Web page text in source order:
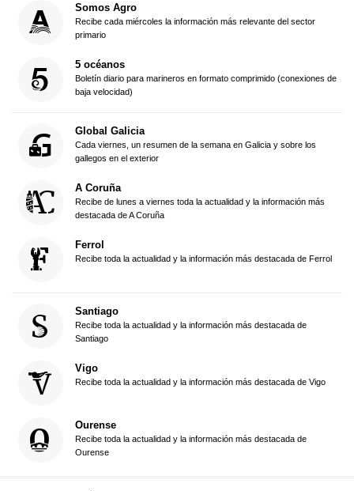
Somos Agro
Recibe cada miércoles la información más relevante del sector
primario
5 océanos
Boletín diario para marineros en formato comprimido (conexiones de
baja velocidad)
Global Galicia
Cada viernes, un resumen de la semana en Galicia y sobre los
gallegos en el exterior
A Coruña
Recibe de lunes a viernes toda la actualidad y la información más
destacada de A Coruña
Ferrol
Recibe toda la actualidad y la información más destacada de Ferrol
Santiago
Recibe toda la actualidad y la información más destacada de
Santiago
Vigo
Recibe toda la actualidad y la información más destacada de Vigo
Ourense
Recibe toda la actualidad y la información más destacada de
Ourense